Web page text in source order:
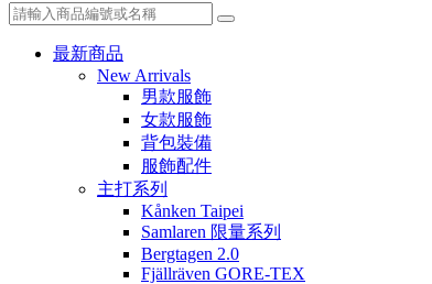
最新商品
New Arrivals
男款服飾
女款服飾
背包裝備
服飾配件
主打系列
Kånken Taipei
Samlaren 限量系列
Bergtagen 2.0
Fjällräven GORE-TEX